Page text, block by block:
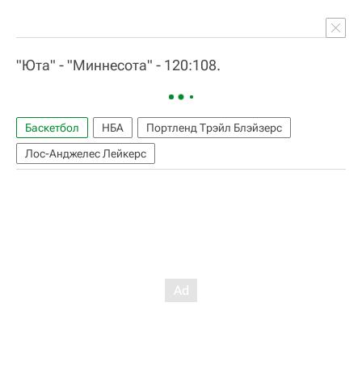
"Юта" - "Миннесота" - 120:108.
Баскетбол НБА
Портленд Трэйл Блэйзерс
Лос-Анджелес Лейкерс